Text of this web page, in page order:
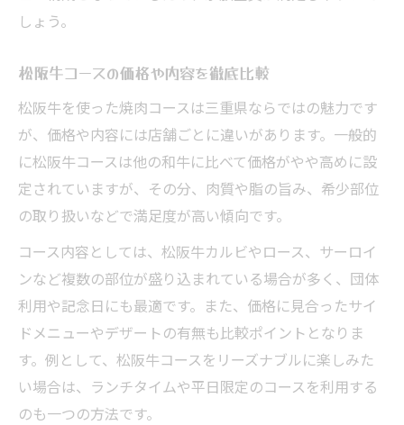
しょう。
松阪牛コースの価格や内容を徹底比較
松阪牛を使った焼肉コースは三重県ならではの魅力です
が、価格や内容には店舗ごとに違いがあります。一般的
に松阪牛コースは他の和牛に比べて価格がやや高めに設
定されていますが、その分、肉質や脂の旨み、希少部位
の取り扱いなどで満足度が高い傾向です。
コース内容としては、松阪牛カルビやロース、サーロイ
ンなど複数の部位が盛り込まれている場合が多く、団体
利用や記念日にも最適です。また、価格に見合ったサイ
ドメニューやデザートの有無も比較ポイントとなりま
す。例として、松阪牛コースをリーズナブルに楽しみた
い場合は、ランチタイムや平日限定のコースを利用する
のも一つの方法です。